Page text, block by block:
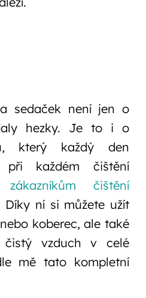
sedaček není jen o
hezky. Je to i o
který každý den
při každém čištění
čištění
Díky ní si můžete užít
koberec, ale také
čistý vzduch v celé
mě tato kompletní